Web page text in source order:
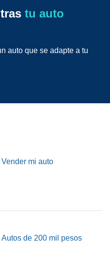
tu auto
auto que se adapte a tu
Vender mi auto
Autos de 200 mil pesos